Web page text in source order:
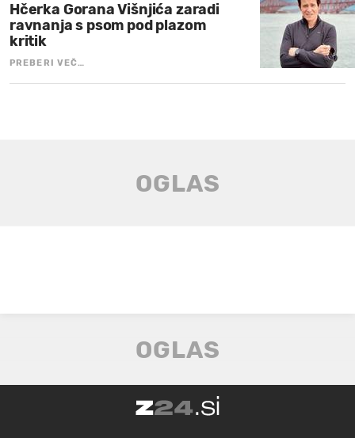
Hčerka Gorana Višnjića zaradi
ravnanja s psom pod plazom
kritik
PREBERI VEČ…